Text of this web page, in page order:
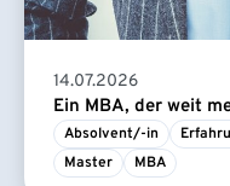
14.07.2026
Ein MBA, der weit
Absolvent/-in
Master
MBA